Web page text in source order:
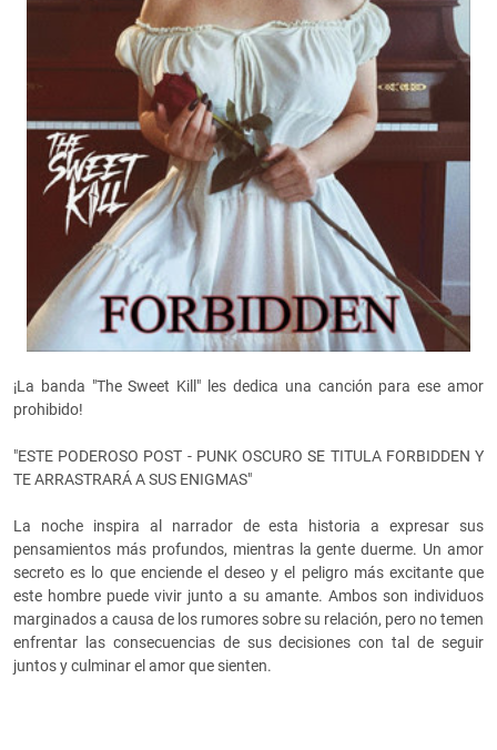
¡La banda "The Sweet Kill" les dedica una canción para ese amor
prohibido!
"ESTE PODEROSO POST - PUNK OSCURO SE TITULA FORBIDDEN Y
TE ARRASTRARÁ A SUS ENIGMAS"
La noche inspira al narrador de esta historia a expresar sus
pensamientos más profundos, mientras la gente duerme. Un amor
secreto es lo que enciende el deseo y el peligro más excitante que
este hombre puede vivir junto a su amante. Ambos son individuos
marginados a causa de los rumores sobre su relación, pero no temen
enfrentar las consecuencias de sus decisiones con tal de seguir
juntos y culminar el amor que sienten.